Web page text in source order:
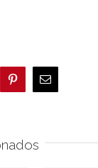
PinterestCorreo
electrónico